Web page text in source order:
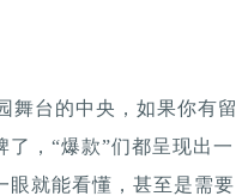
舞台的中央，如果你有留
，“爆款”们都呈现出一
眼就能看懂，甚至是需要